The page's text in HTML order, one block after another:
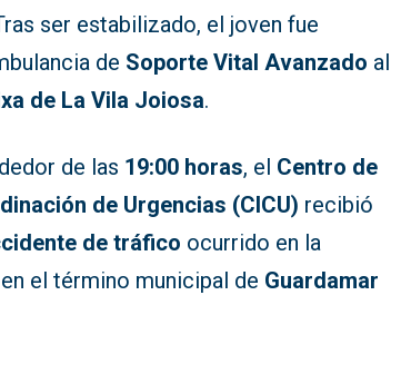
ser estabilizado, el joven fue
de Soporte Vital Avanzado al
de La Vila Joiosa.
de las 19:00 horas, el Centro de
de Urgencias (CICU) recibió
de tráfico ocurrido en la
el término municipal de Guardamar